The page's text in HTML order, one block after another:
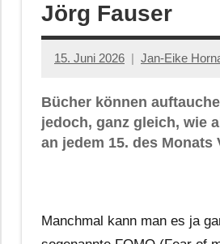
Jörg Fauser
15. Juni 2026 Jan-Eike
Bücher können
jedoch, ganz gleich, wie
an jedem 15. des
Manchmal kann man es ja